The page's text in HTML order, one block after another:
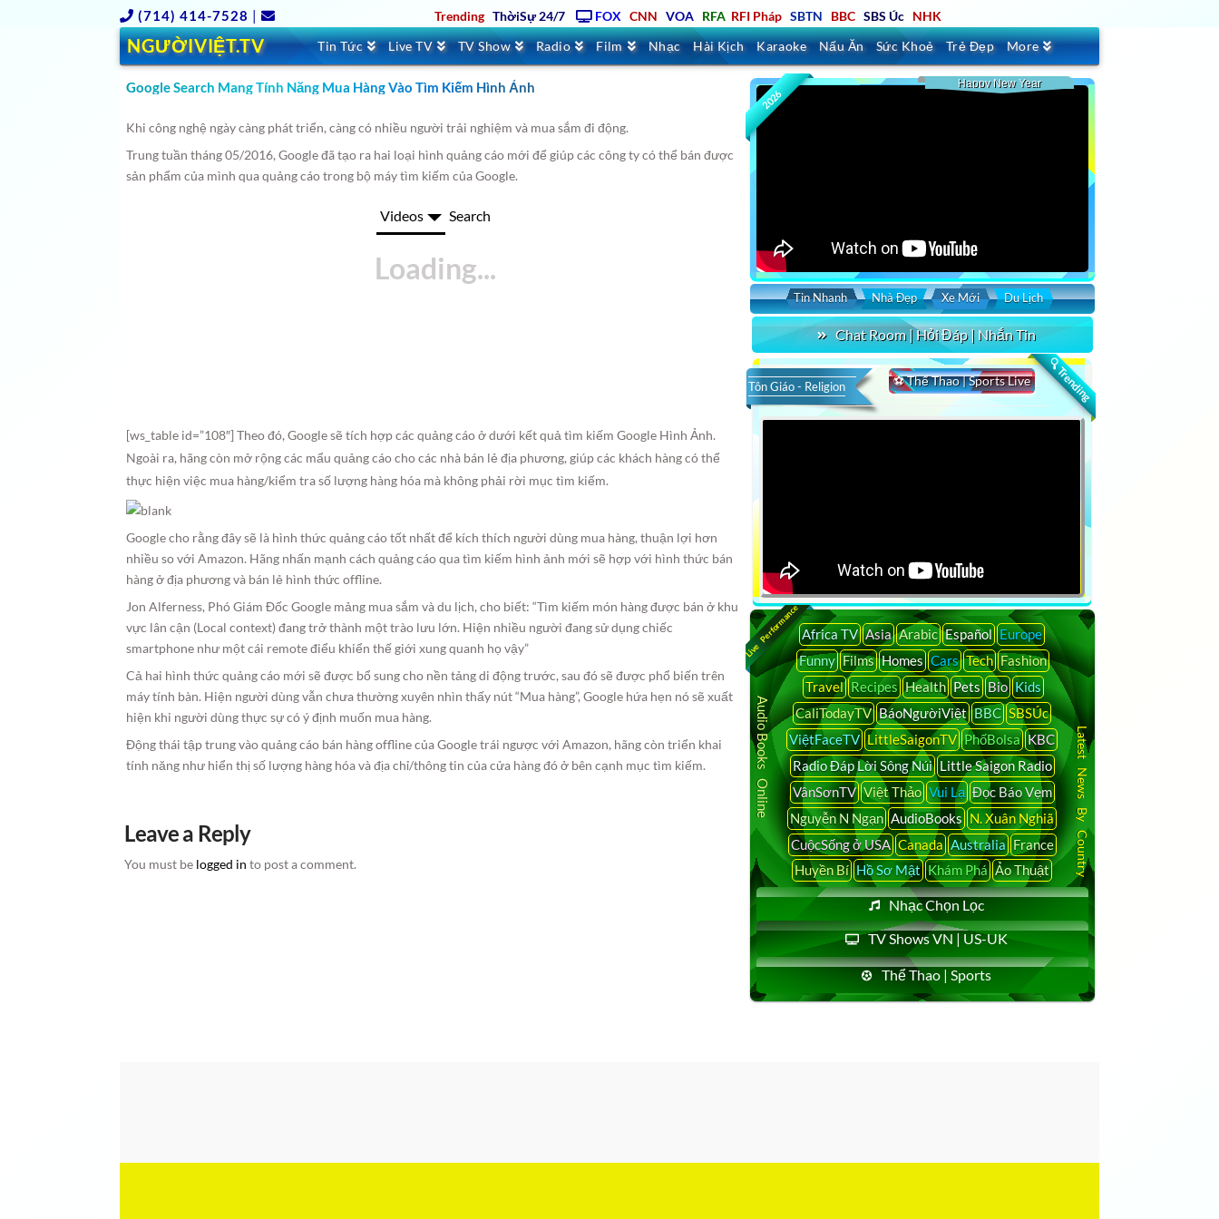
(714) 414-7528 | Trending ThờiSự 24/7 FOX CNN VOA RFA RFI Pháp SBTN BBC SBS Úc NHK
NGƯỜIVIỆT.TV Tin Tức Live TV TV Show Radio Film Nhạc Hài Kịch Karaoke Nấu Ăn Sức Khoẻ Trẻ Đẹp More
Google Search Mang Tính Năng Mua Hàng Vào Tìm Kiếm Hình Ảnh
Khi công nghệ ngày càng phát triển, càng có nhiều người trải nghiệm và mua sắm đi động.
Trung tuần tháng 05/2016, Google đã tạo ra hai loại hình quảng cáo mới để giúp các công ty có thể bán được
sản phẩm của mình qua quảng cáo trong bộ máy tìm kiếm của Google.
Videos Search
Sort by Duration
[ws_table id=”108″] Theo đó, Google sẽ tích hợp các quảng cáo ở dưới kết quả tìm kiếm Google Hình Ảnh.
Ngoài ra, hãng còn mở rộng các mẩu quảng cáo cho các nhà bán lẻ địa phương, giúp các khách hàng có thể
thực hiện việc mua hàng/kiểm tra số lượng hàng hóa mà không phải rời mục tìm kiếm.
Google cho rằng đây sẽ là hình thức quảng cáo tốt nhất để kích thích người dùng mua hàng, thuận lợi hơn
nhiều so với Amazon. Hãng nhấn mạnh cách quảng cáo qua tìm kiếm hình ảnh mới sẽ hợp với hình thức bán
hàng ở địa phương và bán lẻ hình thức offline.
Jon Alferness, Phó Giám Đốc Google mảng mua sắm và du lịch, cho biết: “Tìm kiếm món hàng được bán ở khu
vực lân cận (Local context) đang trở thành một trào lưu lớn. Hiện nhiều người đang sử dụng chiếc
smartphone như một cái remote điểu khiển thế giới xung quanh họ vậy”
Cả hai hình thức quảng cáo mới sẽ được bổ sung cho nền tảng di động trước, sau đó sẽ được phổ biến trên
máy tính bàn. Hiện người dùng vẫn chưa thường xuyên nhìn thấy nút “Mua hàng”, Google hứa hẹn nó sẽ xuất
hiện khi người dùng thực sự có ý định muốn mua hàng.
Động thái tập trung vào quảng cáo bán hàng offline của Google trái ngược với Amazon, hãng còn triển khai
tính năng như hiển thị số lượng hàng hóa và địa chỉ/thông tin của cửa hàng đó ở bên cạnh mục tìm kiếm.
Leave a Reply
You must be logged in to post a comment.
2026
Happy New Year
Tin Nhanh Nhà Đẹp Xe Mới Du Lịch
Chat Room | Hỏi Đáp | Nhắn Tin
🔍 Trending
⚽ Thể Thao | Sports Live
Tôn Giáo - Religion
Live PerformanceAfrica TV Asia Arabic Español Europe
Funny Films Homes Cars Tech Fashion
Travel Recipes Health Pets Bio Kids
CaliTodayTV BáoNgườiViệt BBC SBSÚc
ViệtFaceTV LittleSaigonTV PhốBolsa KBC
Radio Đáp Lời Sông Núi Little Saigon Radio
VânSơnTV Việt Thảo Vui Lạ Đọc Báo Vẹm
Nguyễn N Ngạn AudioBooks N. Xuân Nghiã
CuộcSống ở USA Canada Australia France
Huyền Bí Hồ Sơ Mật Khám Phá Ảo Thuật
Nhạc Chọn Lọc
TV Shows VN | US-UK
Thể Thao | Sports
Audio Books Online Latest News By Country